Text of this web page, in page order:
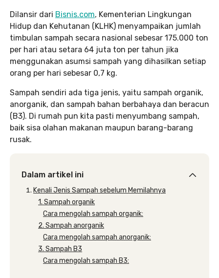
Dilansir dari Bisnis.com, Kementerian Lingkungan
Hidup dan Kehutanan (KLHK) menyampaikan jumlah
timbulan sampah secara nasional sebesar 175.000 ton
per hari atau setara 64 juta ton per tahun jika
menggunakan asumsi sampah yang dihasilkan setiap
orang per hari sebesar 0,7 kg.
Sampah sendiri ada tiga jenis, yaitu sampah organik,
anorganik, dan sampah bahan berbahaya dan beracun
(B3). Di rumah pun kita pasti menyumbang sampah,
baik sisa olahan makanan maupun barang-barang
rusak.
Dalam artikel ini
Kenali Jenis Sampah sebelum Memilahnya
1. Sampah organik
Cara mengolah sampah organik:
2. Sampah anorganik
Cara mengolah sampah anorganik:
3. Sampah B3
Cara mengolah sampah B3: